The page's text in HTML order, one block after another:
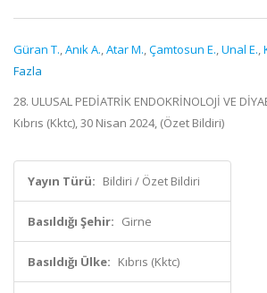
Güran T.,Anık A.,Atar M.,Çamtosun E.,Unal E.,
Fazla
28. ULUSAL PEDİATRİK ENDOKRİNOLOJİ VE
Kıbrıs (Kktc), 30 Nisan 2024, (Özet Bildiri)
Yayın Türü: Bildiri / Özet Bildiri
Basıldığı Şehir: Girne
Basıldığı Ülke: Kıbrıs (Kktc)